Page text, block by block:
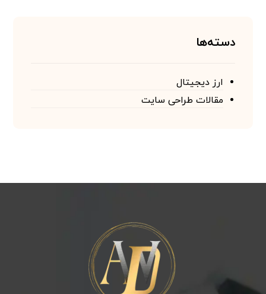
دسته‌ها
ارز دیجیتال
مقالات طراحی سایت